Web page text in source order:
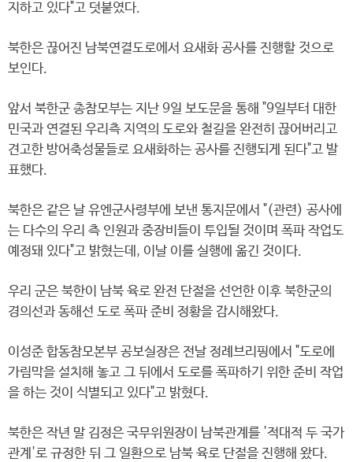
지하고 있다"고 덧붙였다.
북한은 끊어진 남북연결도로에서 요새화 공사를 진행할 것으로
보인다.
앞서 북한군 총참모부는 지난 9일 보도문을 통해 "9일부터 대한
민국과 연결된 우리측 지역의 도로와 철길을 완전히 끊어버리고
견고한 방어축성물들로 요새화하는 공사를 진행되게 된다"고 발
표했다.
북한은 같은 날 유엔군사령부에 보낸 통지문에서 "(관련) 공사에
는 다수의 우리 측 인원과 중장비들이 투입될 것이며 폭파 작업도
예정돼 있다"고 밝혔는데, 이날 이를 실행에 옮긴 것이다.
우리 군은 북한이 남북 육로 완전 단절을 선언한 이후 북한군의
경의선과 동해선 도로 폭파 준비 정황을 감시해왔다.
이성준 합동참모본부 공보실장은 전날 정례브리핑에서 "도로에
가림막을 설치해 놓고 그 뒤에서 도로를 폭파하기 위한 준비 작업
을 하는 것이 식별되고 있다"고 밝혔다.
북한은 작년 말 김정은 국무위원장이 남북관계를 '적대적 두 국가
관계'로 규정한 뒤 그 일환으로 남북 육로 단절을 진행해 왔다.